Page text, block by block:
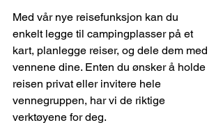
Med vår nye reisefunksjon kan du
enkelt legge til campingplasser på et
kart, planlegge reiser, og dele dem med
vennene dine. Enten du ønsker å holde
reisen privat eller invitere hele
vennegruppen, har vi de riktige
verktøyene for deg.